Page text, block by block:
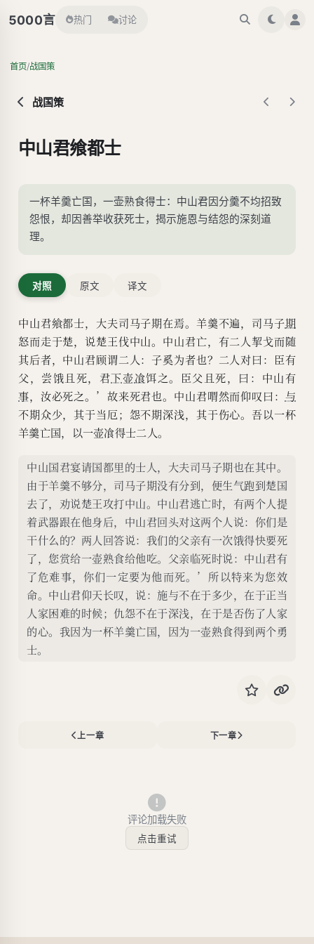
5000言 热门 讨论
首页/战国策
战国策
中山君飨都士
一杯羊羹亡国，一壶熟食得士：中山君因分羹不均招致
怨恨，却因善举收获死士，揭示施恩与结怨的深刻道
理。
对照 原文 译文
中山君飨都士，大夫司马子期在焉。羊羹不遍，司马子期
怒而走于楚，说楚王伐中山。中山君亡，有二人挈戈而随
其后者，中山君顾谓二人：子奚为者也？二人对曰：臣有
父，尝饿且死，君下壶飡饵之。臣父且死，曰：中山有
事，汝必死之。’故来死君也。中山君喟然而仰叹曰： 与
不期众少，其于当厄；怨不期深浅，其于伤心。吾以一杯
羊羹亡国，以一壶飡得士二人。
中山国君宴请国都里的士人，大夫司马子期也在其中。
由于羊羹不够分，司马子期没有分到，便生气跑到楚国
去了，劝说楚王攻打中山。中山君逃亡时，有两个人提
着武器跟在他身后，中山君回头对这两个人说：你们是
干什么的？两人回答说：我们的父亲有一次饿得快要死
了，您赏给一壶熟食给他吃。父亲临死时说：中山君有
了危难事，你们一定要为他而死。’所以特来为您效
命。中山君仰天长叹，说：施与不在于多少，在于正当
人家困难的时候；仇怨不在于深浅，在于是否伤了人家
的心。我因为一杯羊羹亡国，因为一壶熟食得到两个勇
士。
上一章 下一章
评论加载失败
点击重试